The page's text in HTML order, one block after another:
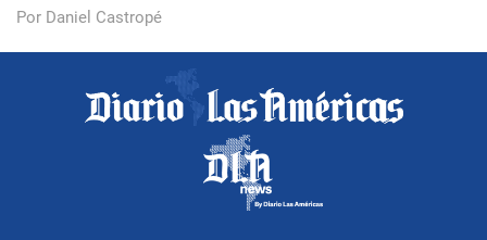
Por Daniel Castropé